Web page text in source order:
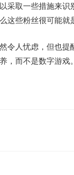
采取一些措施来
这些粉丝很可能就
令人忧虑，但也
，而不是数字游戏。